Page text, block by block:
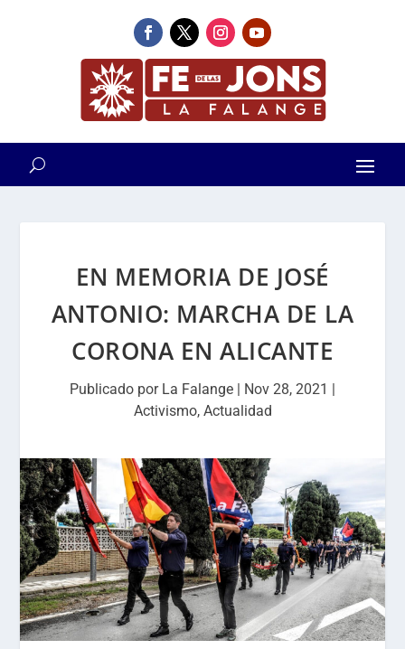
EN MEMORIA DE JOSÉ
ANTONIO: MARCHA DE LA
CORONA EN ALICANTE
Publicado por La Falange | Nov 28, 2021 |
Activismo, Actualidad